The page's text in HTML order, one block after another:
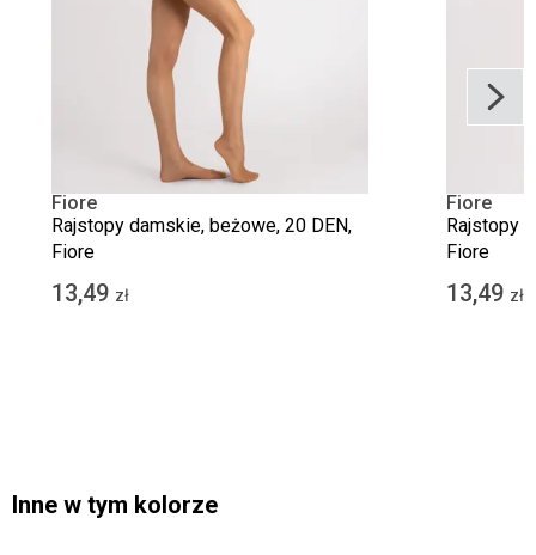
Fiore
Rajstopy damskie, beżowe, 20 DEN,
Fiore
13,49 zł
Fiore
Rajstopy
Fiore
13,49 zł
Inne w tym kolorze